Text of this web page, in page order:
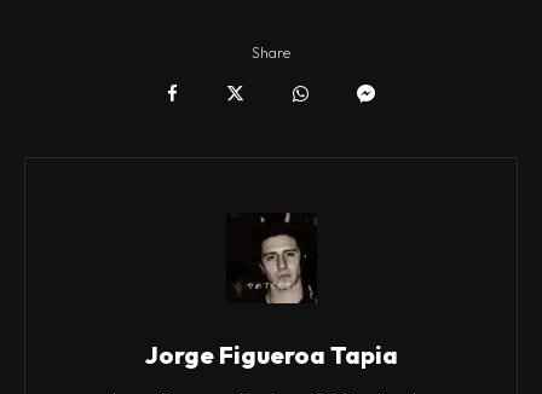
Share
Jorge Figueroa Tapia